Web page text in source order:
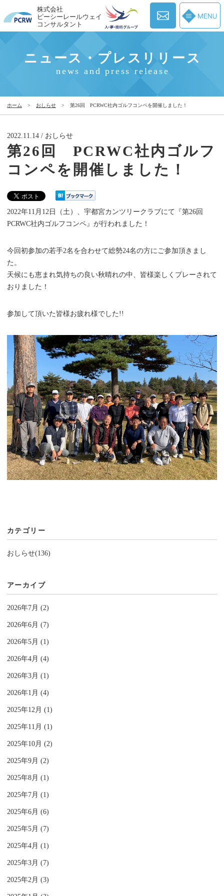
株式会社
ピーシーレールウェイ
コンサルタント
ニュース・プレスリリース
news and press release
ホーム > おしらせ > 第26回 PCRWC社内ゴルフコンペを開催しました！
2022.11.14 / おしらせ
第26回 PCRWC社内ゴルフ
コンペを開催しました！
2022年11月12日（土）、宇都宮カンツリークラブにて『第26回
PCRWC社内ゴルフコンペ』が行われました！
今回初参加の若手2名を合わせて総勢24名の方にご参加頂きまし
た。
天候にも恵まれ気持ちの良い秋晴れの中、皆様楽しくプレーされて
おりました！
参加して頂いた皆様お疲れ様でした!!
カテゴリー
おしらせ(136)
アーカイブ
2026年7月 (2)
2026年6月 (7)
2026年5月 (1)
2026年4月 (4)
2026年3月 (1)
2026年1月 (4)
2025年12月 (1)
2025年11月 (1)
2025年10月 (2)
2025年9月 (2)
2025年8月 (1)
2025年7月 (1)
2025年6月 (6)
2025年5月 (7)
2025年4月 (1)
2025年3月 (7)
2025年2月 (3)